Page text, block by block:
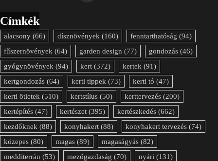
Címkék
alacsony (66) dísznövények (160) fenntarthatóság (94)
fűszernövények (64) garden design (77) gondozás (46)
gyógynövények (94) kert (372) kertek (91)
kertgondozás (64) kerti tippek (73) kerti tó (47)
kerti ötletek (510) kertstílus (50) kerttervezés (200)
kertépítés (47) kertészet (395) kertészkedés (662)
kezdőknek (88) konyhakert (88) konyhakert tervezés (74)
közepes (80) magas (89) magaságyás (82)
medditerrán (53) mezőgazdaság (70) nyári (131)